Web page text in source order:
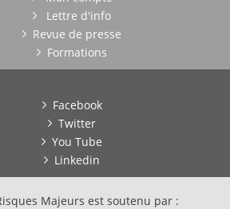
Lettre d'info
Revue de presse
Formations
Facebook
Twitter
You Tube
Linkedin
Majeurs est soutenu par :